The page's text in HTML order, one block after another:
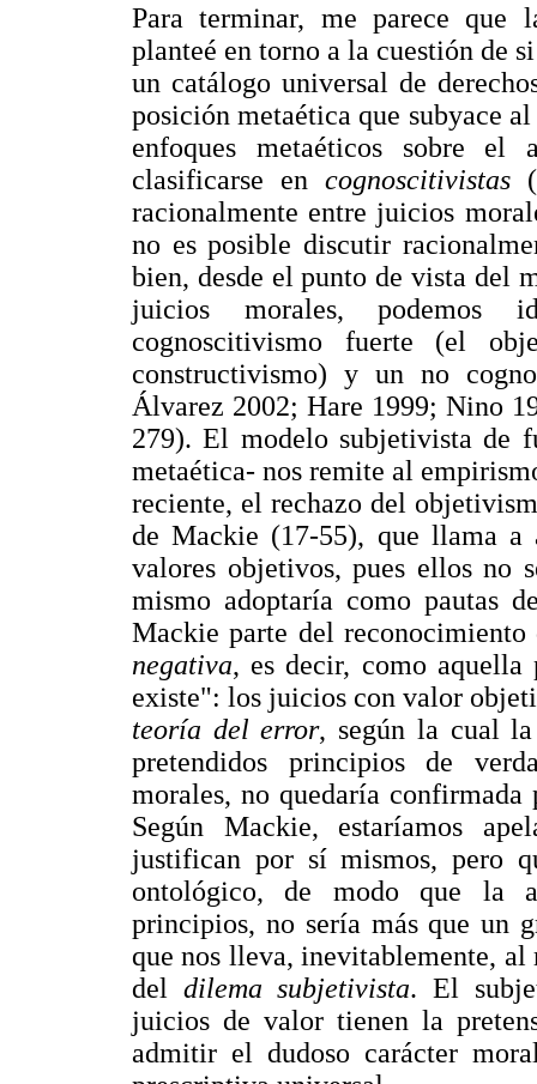
Para terminar, me parece que
planteé en torno a la cuestión de
un catálogo universal de
posición metaética que subyace
enfoques metaéticos sobre el
clasificarse en cognoscitivistas
racionalmente entre juicios
no es posible discutir
bien, desde el punto de vista del
juicios morales, podemos
cognoscitivismo fuerte (el
constructivismo) y un no
Álvarez 2002; Hare 1999; Nino
279). El modelo subjetivista de
metaética- nos remite al
reciente, el rechazo del
de Mackie (17-55), que llama a
valores objetivos, pues ellos no
mismo adoptaría como pautas
Mackie parte del
negativa, es decir, como aquella
existe": los juicios con valor
teoría del error, según la cual la
pretendidos principios de
morales, no quedaría
Según Mackie, estaríamos
justifican por sí mismos, pero
ontológico, de modo que la
principios, no sería más que un
que nos lleva, inevitablemente,
del dilema subjetivista. El
juicios de valor tienen la
admitir el dudoso carácter